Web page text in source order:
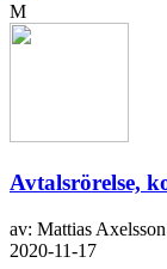
M
Avtalsrörelse,
av: Mattias Axelsson
2020-11-17